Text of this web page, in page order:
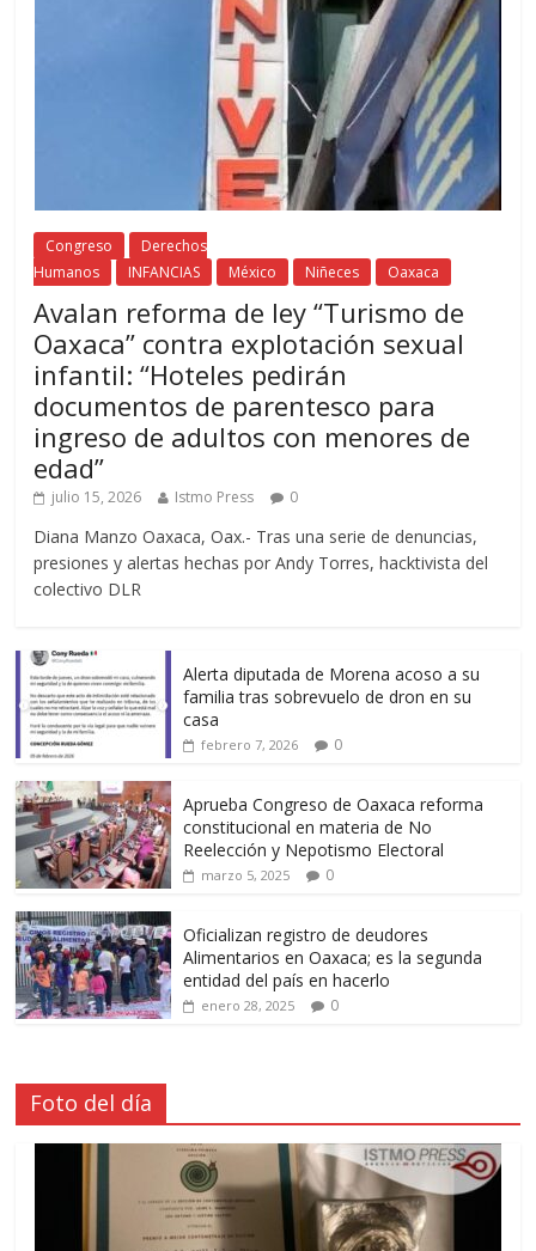
Congreso
Derechos
Humanos
INFANCIAS México Niñeces Oaxaca
Avalan reforma de ley “Turismo de
Oaxaca” contra explotación sexual
infantil: “Hoteles pedirán
documentos de parentesco para
ingreso de adultos con menores de
edad”
julio 15, 2026 Istmo Press 0
Diana Manzo Oaxaca, Oax.- Tras una serie de denuncias,
presiones y alertas hechas por Andy Torres, hacktivista del
colectivo DLR
Alerta diputada de Morena acoso a su
familia tras sobrevuelo de dron en su
casa
febrero 7, 2026 0
Aprueba Congreso de Oaxaca reforma
constitucional en materia de No
Reelección y Nepotismo Electoral
marzo 5, 2025 0
Oficializan registro de deudores
Alimentarios en Oaxaca; es la segunda
entidad del país en hacerlo
enero 28, 2025 0
Foto del día